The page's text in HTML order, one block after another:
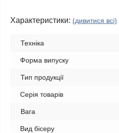
Характеристики: (дивитися всі)
Техніка
Форма випуску
Тип продукції
Серія товарів
Вага
Вид бісеру